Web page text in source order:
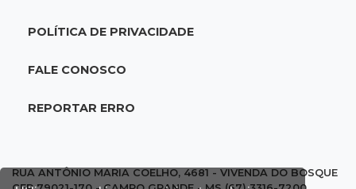
alvo por R$ 100 milhões em contratos
12:26Clima
POLÍTICA DE PRIVACIDADE
FALE CONOSCO
REPORTAR ERRO
RUA ANTÔNIO MARIA COELHO, 4681 - VIVENDA DO BOSQUE